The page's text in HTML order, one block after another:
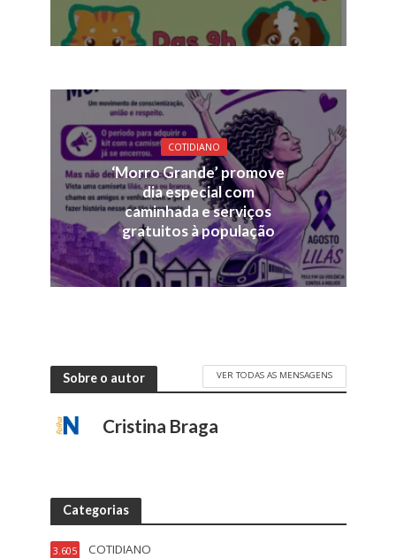
COTIDIANO
‘Morro Grande’ promove
dia especial com
caminhada e serviços
gratuitos à população
Sobre o autor VER TODAS AS MENSAGENS
Cristina Braga
Categorias
COTIDIANO
3.605